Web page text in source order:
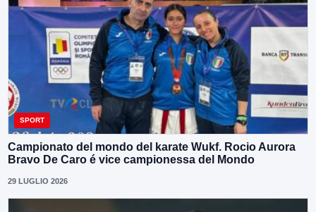
SPORT
Campionato del mondo del karate Wukf. Rocio Aurora
Bravo De Caro é vice campionessa del Mondo
29 LUGLIO 2026